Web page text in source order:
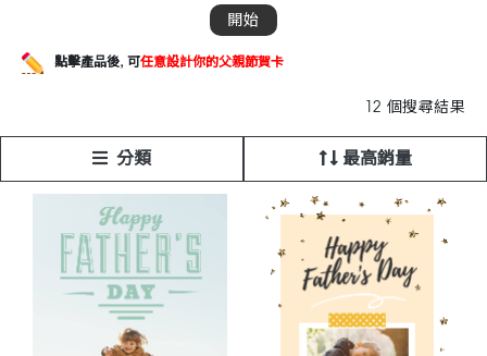
開始
點擊產品後, 可任意設計你的父親節賀卡
12 個搜尋結果
分類 最高銷量